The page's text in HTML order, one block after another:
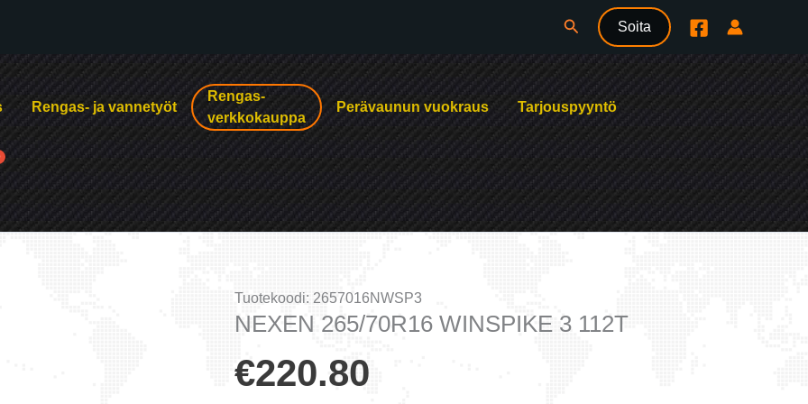
Hae Soita
Rengas- ja vannetyöt
Rengas-
verkkokauppa
Perävaunun vuokraus Tarjouspyyntö
Tuotekoodi: 2657016NWSP3
NEXEN 265/70R16 WINSPIKE 3 112T
€220.80